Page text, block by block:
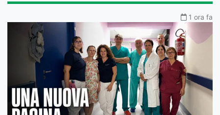
1 ora fa